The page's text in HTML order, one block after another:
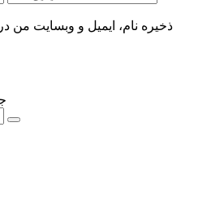
ذخیره نام، ایمیل و وبسایت من